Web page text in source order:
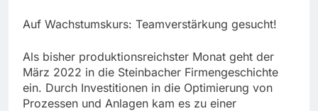
Auf Wachstumskurs: Teamverstärkung gesucht!
Als bisher produktionsreichster Monat geht der
März 2022 in die Steinbacher Firmengeschichte
ein. Durch Investitionen in die Optimierung von
Prozessen und Anlagen kam es zu einer